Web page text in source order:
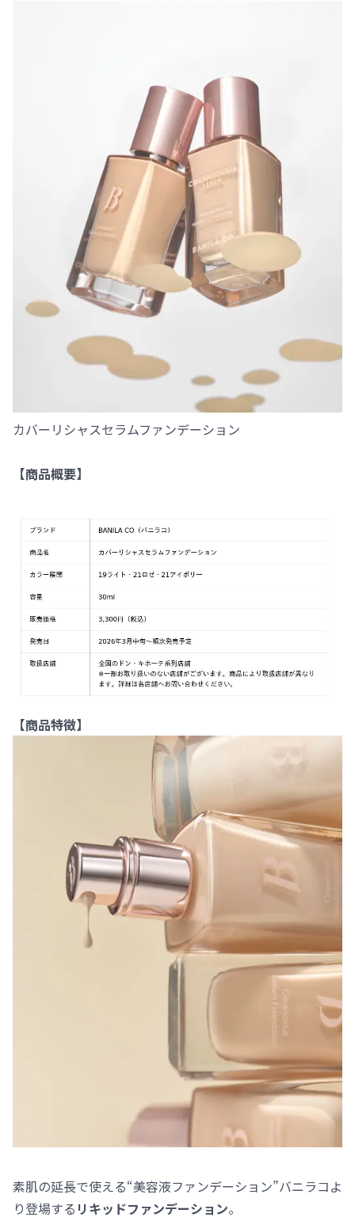
カバーリシャスセラムファンデーション
【商品概要】
【商品特徴】
素肌の延長で使える“美容液ファンデーション”バニラコよ
り登場する リキッドファンデーション。